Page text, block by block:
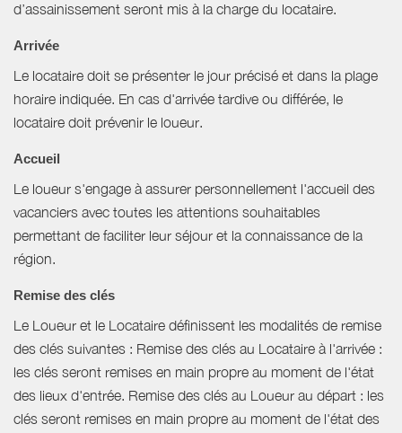
d’assainissement seront mis à la charge du locataire.
Arrivée
Le locataire doit se présenter le jour précisé et dans la plage
horaire indiquée. En cas d'arrivée tardive ou différée, le
locataire doit prévenir le loueur.
Accueil
Le loueur s'engage à assurer personnellement l'accueil des
vacanciers avec toutes les attentions souhaitables
permettant de faciliter leur séjour et la connaissance de la
région.
Remise des clés
Le Loueur et le Locataire définissent les modalités de remise
des clés suivantes : Remise des clés au Locataire à l'arrivée :
les clés seront remises en main propre au moment de l'état
des lieux d'entrée. Remise des clés au Loueur au départ : les
clés seront remises en main propre au moment de l'état des